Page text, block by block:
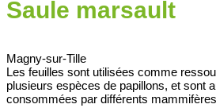
Saule marsault
Magny-sur-Tille
Les feuilles sont utilisées comme
plusieurs espèces de papillons, et sont
consommées par différents